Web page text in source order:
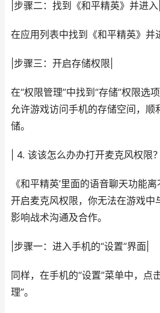
|步骤二：找到《和平精英》并进入|
在应用列表中找到《和平精英》并
|步骤三：开启存储权限|
在“权限管理”中找到“存储”权限选
允许游戏访问手机的存储空间，顺
储。
| 4. 该该怎么办办打开麦克风权限？
《和平精英’里面的语音聊天功能
开启麦克风权限，你无法在游戏中
影响战术沟通及合作。
|步骤一：进入手机的“设置”界面|
同样，在手机的“设置”菜单中，点
理”。